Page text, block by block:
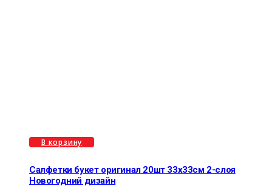
В корзину
Салфетки букет оригинал 20шт 33х33см 2-слоя
Новогодний дизайн